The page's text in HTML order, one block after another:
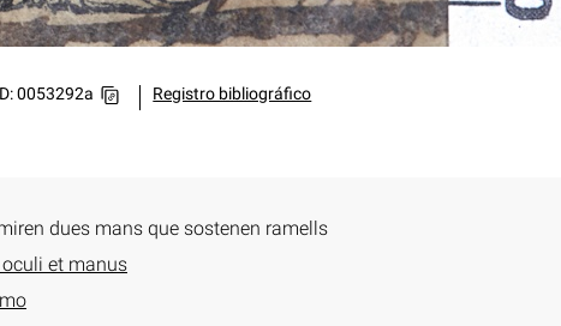
0053292a Registro bibliográfico
dues mans que sostenen ramells
et manus